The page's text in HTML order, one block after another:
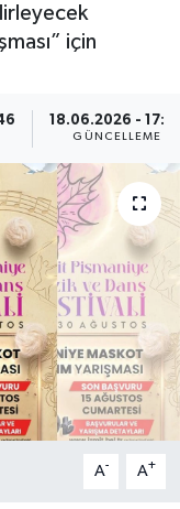
için
18.06.2026 -
GÜNCELLEME
A- A+